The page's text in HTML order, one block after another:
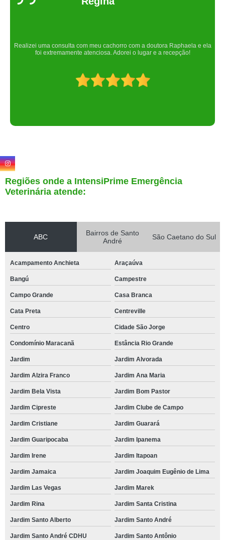
Um lugar maravilhoso. Sempre serei grata pelo que fizeram por nós!
Regiões onde a IntensiPrime Emergência
Veterinária atende:
ABC
Bairros de Santo
André
São Caetano do Sul
Acampamento Anchieta Araçaúva
Bangú Campestre
Campo Grande Casa Branca
Cata Preta Centreville
Centro Cidade São Jorge
Condomínio Maracanã Estância Rio Grande
Jardim Jardim Alvorada
Jardim Alzira Franco Jardim Ana Maria
Jardim Bela Vista Jardim Bom Pastor
Jardim Cipreste Jardim Clube de Campo
Jardim Cristiane Jardim Guarará
Jardim Guaripocaba Jardim Ipanema
Jardim Irene Jardim Itapoan
Jardim Jamaica Jardim Joaquim Eugênio de Lima
Jardim Las Vegas Jardim Marek
Jardim Rina Jardim Santa Cristina
Jardim Santo Alberto Jardim Santo André
Jardim Santo André CDHU Jardim Santo Antônio